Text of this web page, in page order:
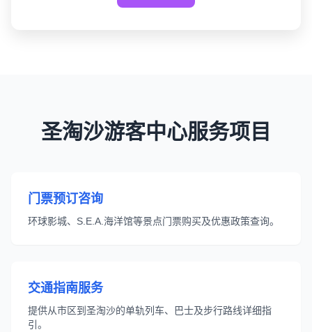
圣淘沙游客中心服务项目
门票预订咨询
环球影城、S.E.A.海洋馆等景点门票购买及优惠政策查询。
交通指南服务
提供从市区到圣淘沙的单轨列车、巴士及步行路线详细指
引。